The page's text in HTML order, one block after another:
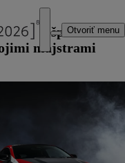
Otvoriť menu
špeciálne
majstrami